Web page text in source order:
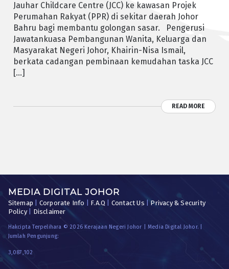
Jauhar Childcare Centre (JCC) ke kawasan Projek
Perumahan Rakyat (PPR) di sekitar daerah Johor
Bahru bagi membantu golongan sasar. Pengerusi
Jawatankuasa Pembangunan Wanita, Keluarga dan
Masyarakat Negeri Johor, Khairin-Nisa Ismail,
berkata cadangan pembinaan kemudahan taska JCC
[…]
READ MORE
MEDIA DIGITAL JOHOR
Sitemap Corporate Info F.A.Q Contact Us |Privacy & Security
Policy| Disclaimer
Hakcipta Terpelihara © 2026 Kerajaan Negeri Johor | Media Digital Johor. |
Jumlah Pengunjung:
3,087,102